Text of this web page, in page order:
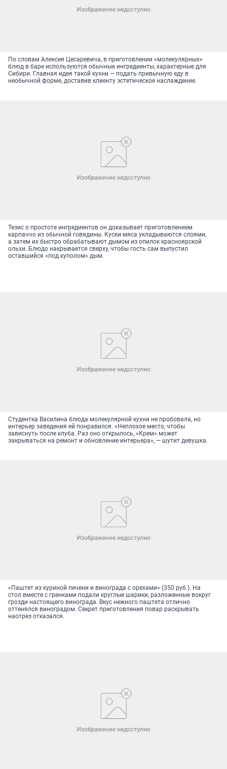
По словам Алексея Цесаревича, в приготовлении «молекулярных»
блюд в баре используются обычные ингредиенты, характерные для
Сибири. Главная идея такой кухни — подать привычную еду в
необычной форме, доставив клиенту эстетическое наслаждение.
Тезис о простоте ингредиентов он доказывает приготовлением
карпаччо из обычной говядины. Куски мяса укладываются слоями,
а затем их быстро обрабатывают дымом из опилок красноярской
ольхи. Блюдо накрывается сверху, чтобы гость сам выпустил
оставшийся «под куполом» дым.
Студентка Василина блюда молекулярной кухни не пробовала, но
интерьер заведения ей понравился. «Неплохое место, чтобы
зависнуть после клуба. Раз оно открылось, «Крем» может
закрываться на ремонт и обновление интерьера», — шутит девушка.
«Паштет из куриной печени и винограда с орехами» (350 руб.). На
стол вместе с гренками подали круглые шарики, разложенные вокруг
грозди настоящего винограда. Вкус нежного паштета отлично
оттенялся виноградом. Секрет приготовления повар раскрывать
наотрез отказался.